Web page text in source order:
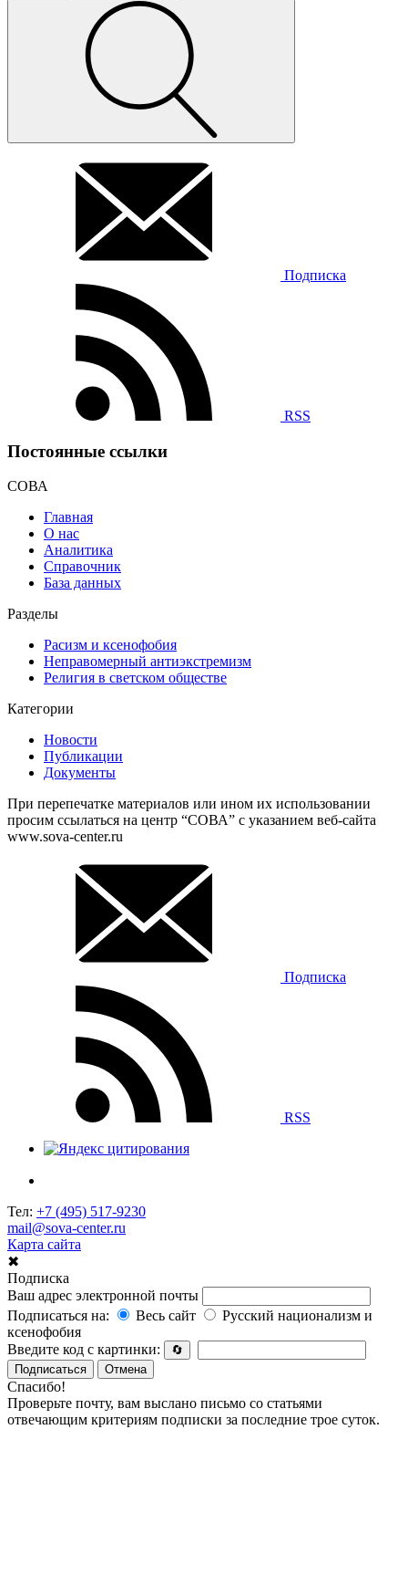
Подписка
RSS
Постоянные ссылки
СОВА
Главная
О нас
Аналитика
Справочник
База данных
Разделы
Расизм и ксенофобия
Неправомерный антиэкстремизм
Религия в светском обществе
Категории
Новости
Публикации
Документы
При перепечатке материалов или ином их использовании
просим ссылаться на центр “СОВА” с указанием веб-сайта
www.sova-center.ru
Подписка
RSS
Тел: +7 (495) 517-9230
mail@sova-center.ru
Карта сайта
✖
Подписка
Ваш адрес электронной почты
Подписаться на:
Весь сайт
Русский национализм и
ксенофобия
Введите код с картинки:
🔄
Подписаться
Отмена
Спасибо!
Проверьте почту, вам выслано письмо со статьями
отвечающим критериям подписки за последние трое суток.